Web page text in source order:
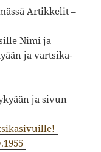
Artikkelit –
Nimi ja
ja vartsika-
ja sivun